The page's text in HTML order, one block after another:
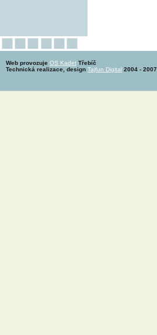
Web provozuje OS Kadet Třebíč
Technická realizace, design Tajfun Digital 2004 - 2007